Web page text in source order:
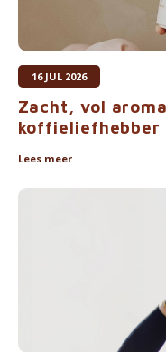
16 JUL 2026
Zacht, vol
koffieliefhebber
Lees meer